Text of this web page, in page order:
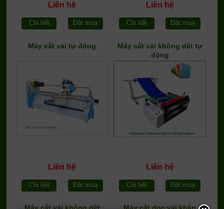
Liên hệ
Chi tiết Đặt mua
Liên hệ
Chi tiết Đặt mua
Máy cắt vải tự động
Liên hệ
Chi tiết Đặt mua
Máy cắt vải không dệt tự
động
Liên hệ
Chi tiết Đặt mua